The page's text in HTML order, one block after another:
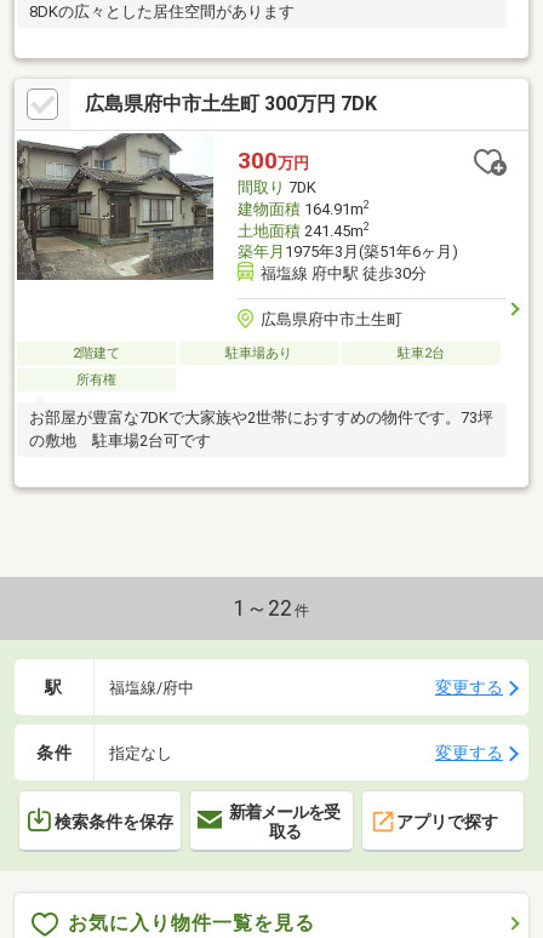
8DKの広々とした居住空間があります
広島県府中市土生町 300万円 7DK
300万円
間取り 7DK
建物面積164.91m2
土地面積241.45m2
築年月 1975年3月(築51年6ヶ月)
福塩線 府中駅 徒歩30分
広島県府中市土生町
2階建て 駐車場あり
駐車2台
所有権
お部屋が豊富な7DKで大家族や2世帯におすすめの物件です。73坪
の敷地 駐車場2台可です
1～22 件
駅 福塩線/府中 変更する
条件 指定なし 変更する
検索条件を保存
新着メールを受
取る
アプリで探す
お気に入り物件一覧を見る